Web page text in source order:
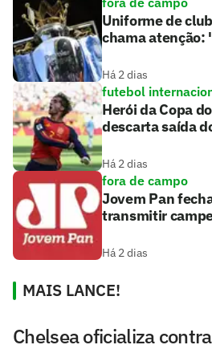
Uniforme de
chama atenção:
Há 2 dias
futebol
Herói da Copa
descarta saída
Há 2 dias
fora de campo
Jovem Pan
transmitir
Há 2 dias
MAIS LANCE!
Chelsea oficializa